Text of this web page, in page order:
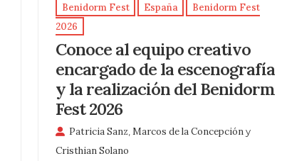
Benidorm Fest España
Benidorm Fest
2026
Conoce al equipo creativo
encargado de la escenografía
y la realización del Benidorm
Fest 2026
Patricia Sanz Marcos de la Concepcióny
Cristhian Solano